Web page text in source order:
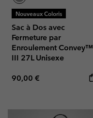
Nouveaux Coloris
Sac à Dos avec
Fermeture par
Enroulement Convey™
III 27L Unisexe
Regular price:
90,00 €